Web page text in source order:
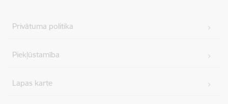
Privātuma politika
Piekļūstamība
Lapas karte